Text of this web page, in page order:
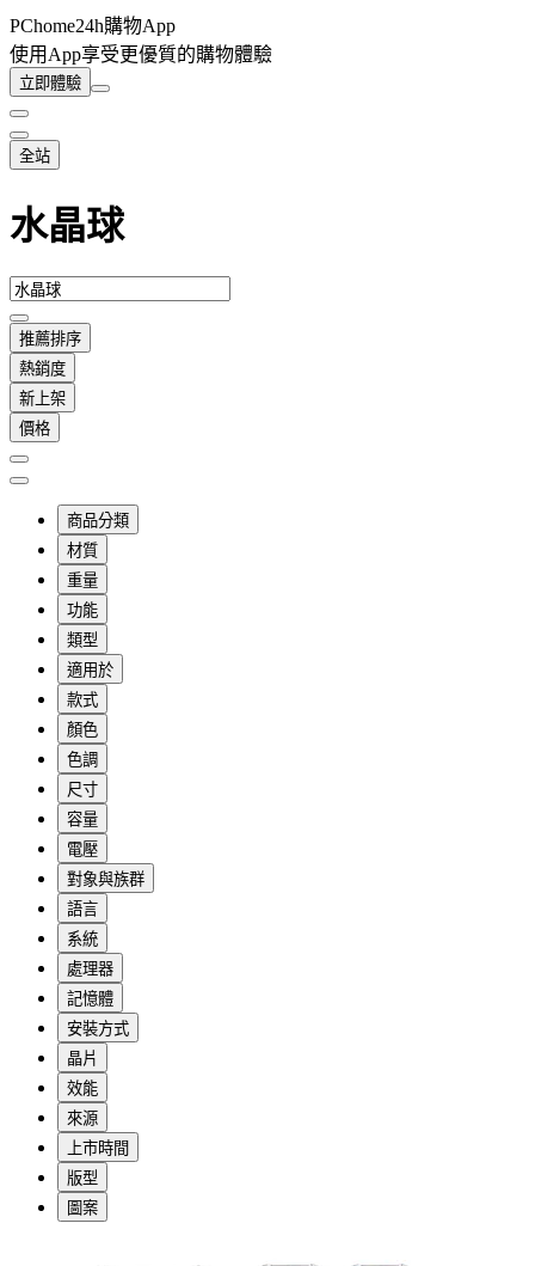
PChome24h購物App
使用App享受更優質的購物體驗
立即體驗
全站
水晶球
推薦排序
熱銷度
新上架
價格
商品分類
材質
重量
功能
類型
適用於
款式
顏色
色調
尺寸
容量
電壓
對象與族群
語言
系統
處理器
記憶體
安裝方式
晶片
效能
來源
上市時間
版型
圖案